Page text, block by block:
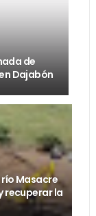
de
Dajabón
río Masacre
recuperar la